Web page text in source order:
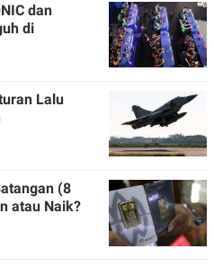
dan
di
Lalu
(8
atau Naik?